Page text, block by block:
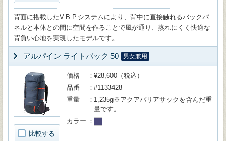
背面に搭載したV.B.P.システムにより、背中に直接触れるバックパ
ネルと本体との間に空間を作ることで風が通り、蒸れにくく快適な
背負い心地を実現したモデルです。
アルパイン ライトパック 50 男女兼用
比較する
価格
¥28,600（税込）
品番
#1133428
重量
1,235g※アクアバリアサックを含んだ重
量です。
カラー